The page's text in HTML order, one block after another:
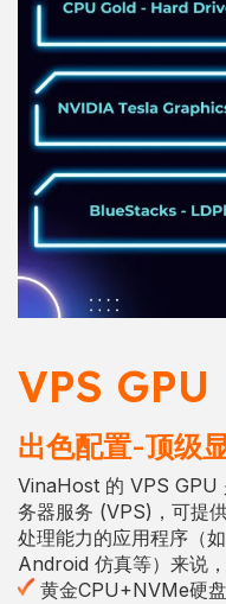
VPS GPU
出色配置-顶级
VinaHost 的 VPS GPU
务器服务 (VPS)，可提
处理能力的应用程序（
Android 仿真等）来说
黄金CPU+NVMe硬